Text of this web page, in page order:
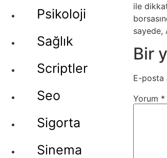
Psikoloji
Sağlık
Scriptler
Seo
Sigorta
Sinema
ile
sayede,
Bir
E-posta
Yorum *